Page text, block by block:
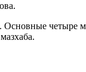
четыре